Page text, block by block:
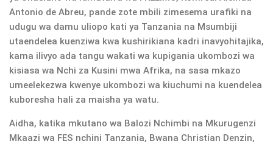
Antonio de Abreu, pande zote mbili zimesema urafiki na
udugu wa damu uliopo kati ya Tanzania na Msumbiji
utaendelea kuenziwa kwa kushirikiana kadri inavyohitajika,
kama ilivyo ada tangu wakati wa kupigania ukombozi wa
kisiasa wa Nchi za Kusini mwa Afrika, na sasa mkazo
umeelekezwa kwenye ukombozi wa kiuchumi na kuendelea
kuboresha hali za maisha ya watu.
Aidha, katika mkutano wa Balozi Nchimbi na Mkurugenzi
Mkaazi wa FES nchini Tanzania, Bwana Christian Denzin,